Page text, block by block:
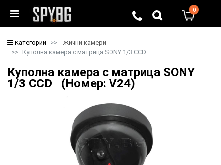
0
Категории
Жични камери
Куполна камера с матрица SONY 1/3 CCD
Куполна камера с матрица SONY
1/3 CCD (Номер: V24)